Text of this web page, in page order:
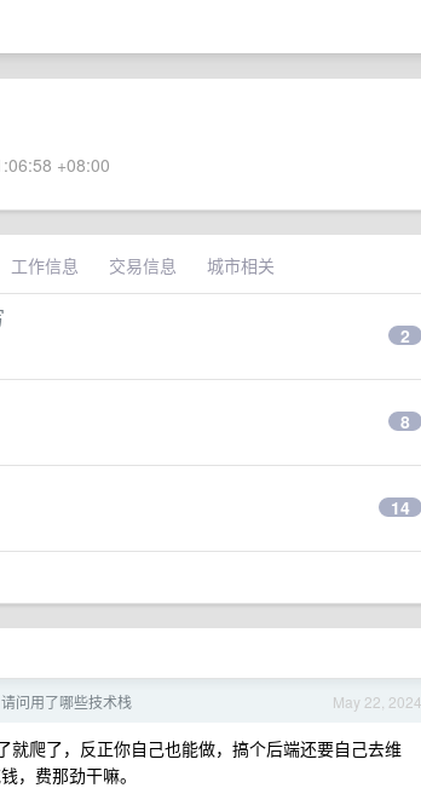
+08:00
工作信息 交易信息 城市相关
2
8
14
May 22, 2024
问用了哪些技术栈
爬了，反正你自己也能做，搞个后端还要自己去维
，费那劲干嘛。